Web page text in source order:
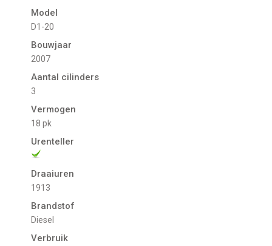
Model
D1-20
Bouwjaar
2007
Aantal cilinders
3
Vermogen
18 pk
Urenteller
Draaiuren
1913
Brandstof
Diesel
Verbruik